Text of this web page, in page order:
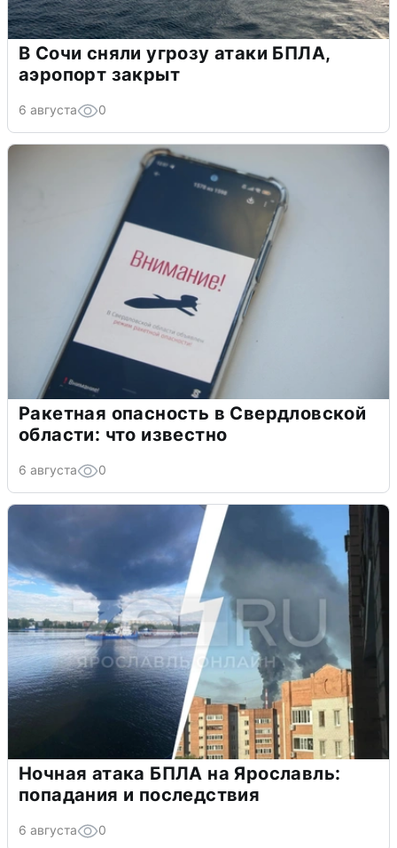
В Сочи сняли угрозу атаки БПЛА,
аэропорт закрыт
6 августа 0
Ракетная опасность в Свердловской
области: что известно
6 августа 0
Ночная атака БПЛА на Ярославль:
попадания и последствия
6 августа 0